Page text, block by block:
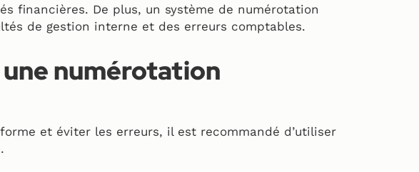
financières. De plus, un système de numérotation
de gestion interne et des erreurs comptables.
numérotation
et éviter les erreurs, il est recommandé d’utiliser